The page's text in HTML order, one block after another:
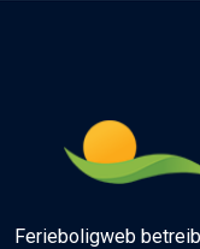
Ferieboligweb